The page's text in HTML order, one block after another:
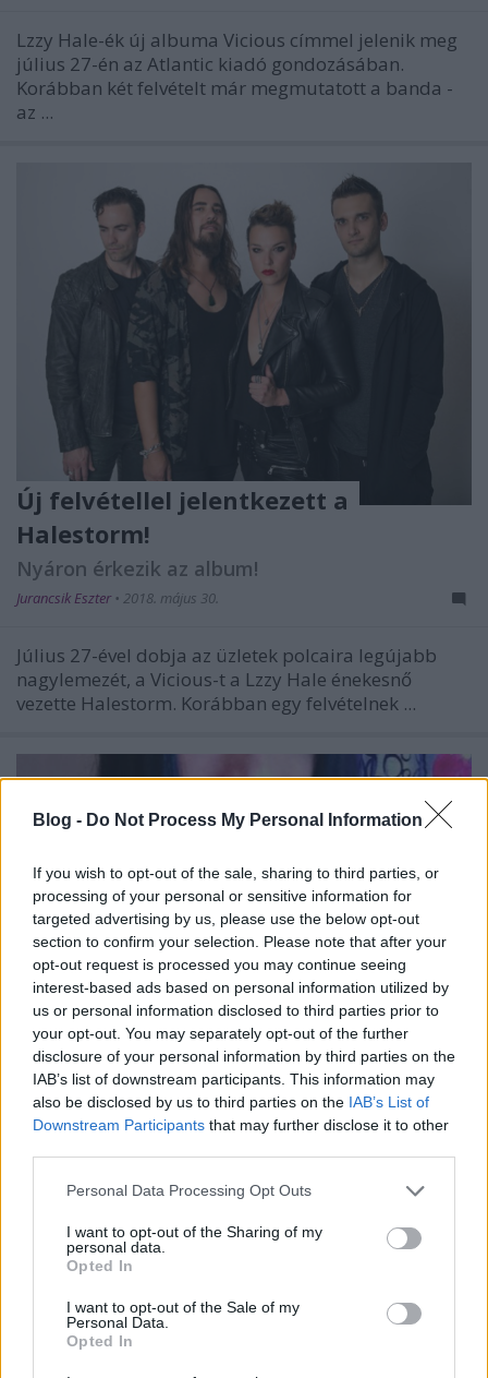
Blog - Do Not Process My Personal Information
If you wish to opt-out of the sale, sharing to third parties, or
processing of your personal or sensitive information for
targeted advertising by us, please use the below opt-out
section to confirm your selection. Please note that after your
opt-out request is processed you may continue seeing
interest-based ads based on personal information utilized by
us or personal information disclosed to third parties prior to
your opt-out. You may separately opt-out of the further
disclosure of your personal information by third parties on the
IAB’s list of downstream participants. This information may
also be disclosed by us to third parties on the IAB’s List of
Downstream Participants that may further disclose it to other
Please note that this website/app uses one or more Google
not limited to your visit or usage behaviour. You may click to
grant or deny consent to Google and its third-party tags to
use your data for below specified purposes in below Google
consent section.
Personal Data Processing Opt Outs
I want to opt-out of the Sharing of my
personal data.
Opted In
I want to opt-out of the Sale of my
Personal Data.
Opted In
Lzzy Hale-ék új albuma Vicious címmel jelenik meg
július 27-én az Atlantic kiadó gondozásában.
Korábban két felvételt már megmutatott a banda -
az ...
Új felvétellel jelentkezett a
Halestorm!
Nyáron érkezik az album!
Jurancsik Eszter • 2018. május 30.
Július 27-ével dobja az üzletek polcaira legújabb
nagylemezét, a Vicious-t a Lzzy Hale énekesnő
vezette Halestorm. Korábban egy felvételnek ...
Hallgasd meg a Valkea Valo demóját!
Manueláék gőzerővel dolgoznak
Jurancsik Eszter•2017. november 10.
Xandria-frontasszony Manuela Kraller egy teljesen
új projekttel tér vissza, amely a